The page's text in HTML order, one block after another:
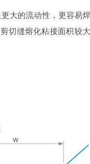
大的流动性，更容易
切缝熔化粘接面积较